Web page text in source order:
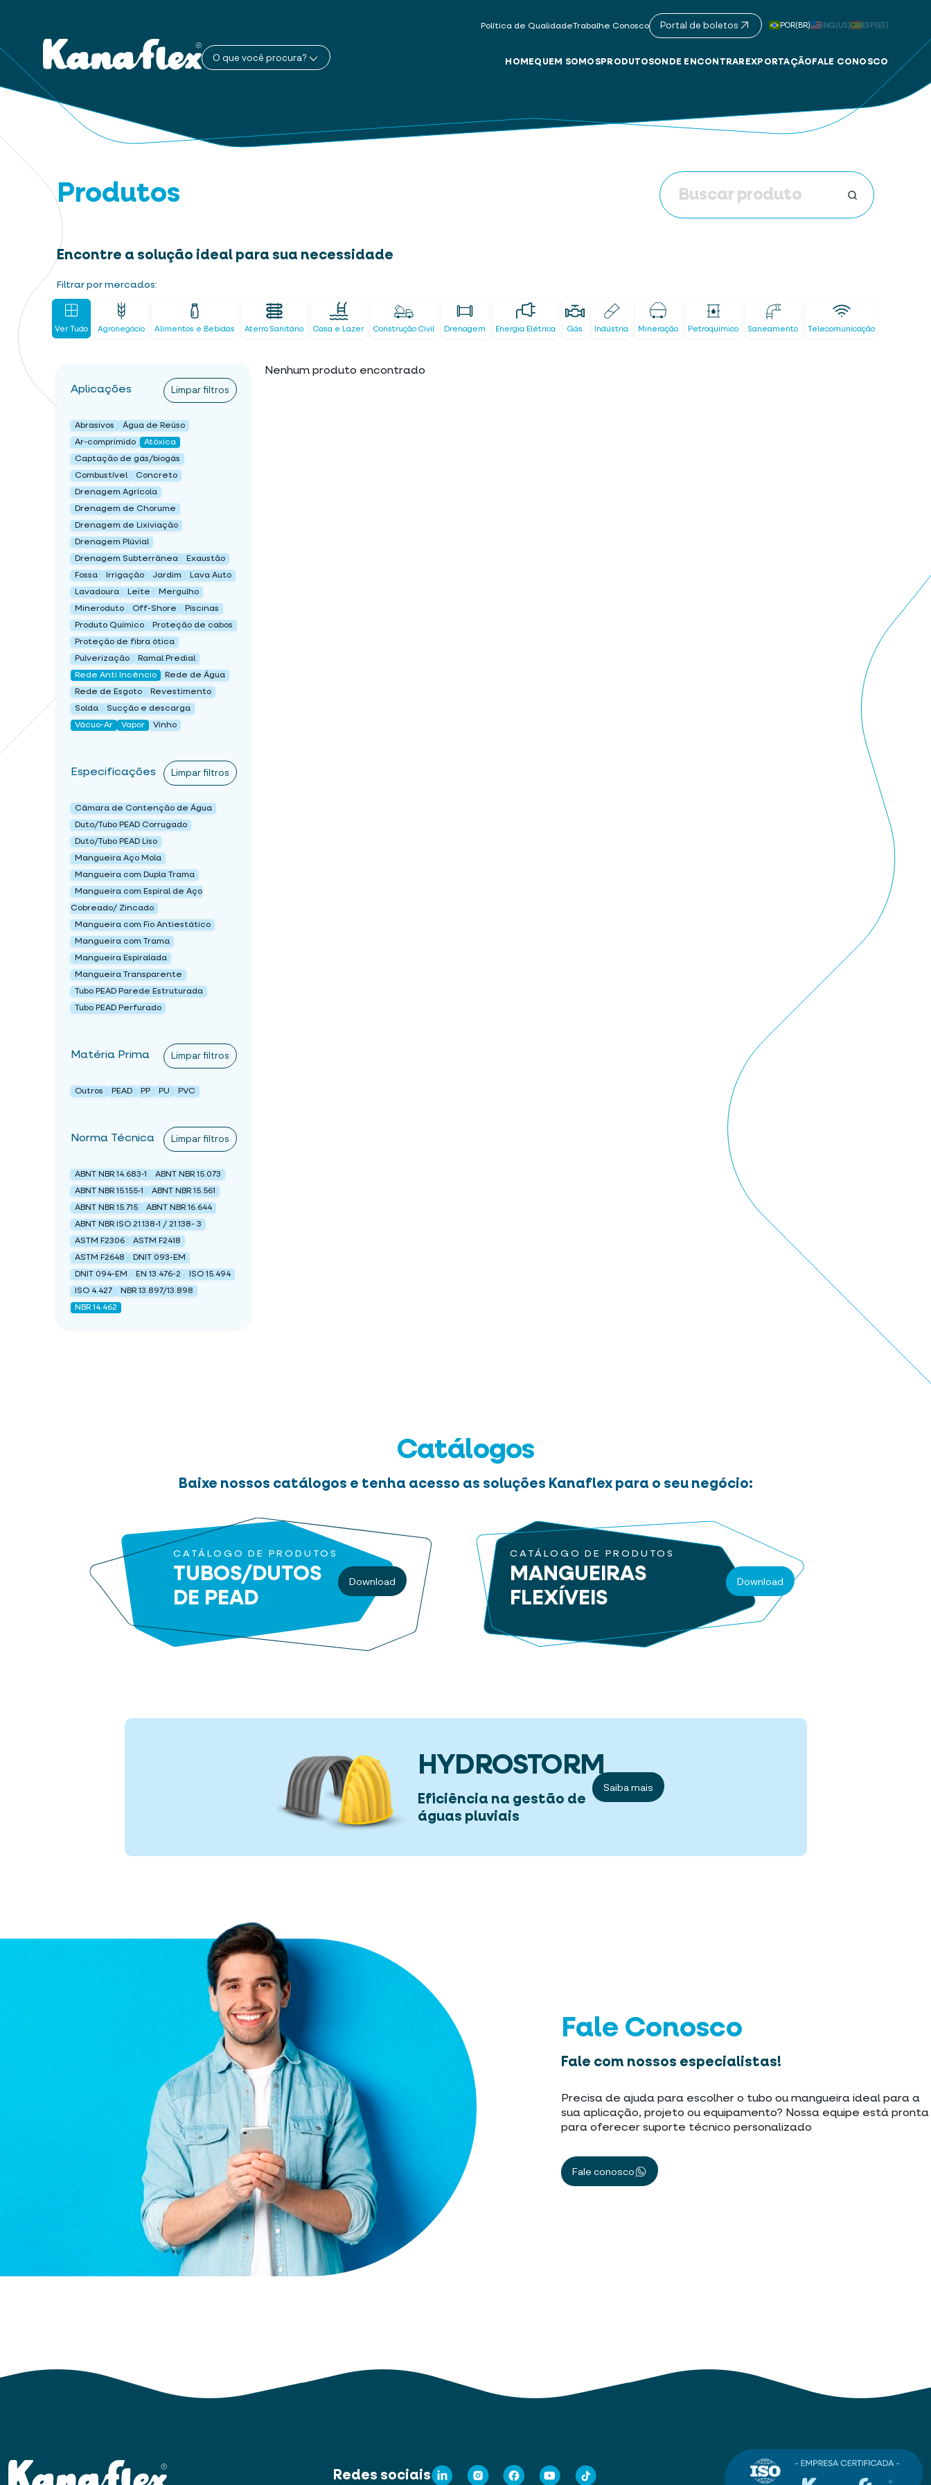
Política de QualidadeTrabalhe Conosco Portal de boletos POR(BR) ING(US) ESP(ES)
O que você procura? HOMEQUEM SOMOS PRODUTOSONDE ENCONTRAR EXPORTAÇÃO FALE CONOSCO
Produtos
Encontre a solução ideal para sua necessidade
Filtrar por mercados:
Ver Tudo Agronegócio Alimentos e Bebidas Aterro Sanitário Casa e Lazer Construção Civil Drenagem Energia Elétrica Gás Indústria Mineração Petroquímico Saneamento Telecomunicação
Aplicações Limpar filtros
Abrasivos
Água de Reúso
Ar-comprimido
Atóxica
Captação de gás/biogás
Combustível
Concreto
Drenagem Agrícola
Drenagem de Chorume
Drenagem de Lixiviação
Drenagem Plúvial
Drenagem Subterrânea
Exaustão
Fossa
Irrigação Jardim
Lava Auto
Lavadoura
Leite
Mergulho
Mineroduto
Off-Shore
Piscinas
Produto Químico
Proteção de cabos
Proteção de fibra ótica
Pulverização
Ramal Predial
Rede Anti Incêncio
Rede de Água
Rede de Esgoto
Revestimento
Solda
Sucção e descarga
Vácuo-Ar
Vapor Vinho
Especificações Limpar filtros
Câmara de Contenção de Água
Duto/Tubo PEAD Corrugado
Duto/Tubo PEAD Liso
Mangueira Aço Mola
Mangueira com Dupla Trama
Mangueira com Espiral de Aço
Cobreado/ Zincado
Mangueira com Fio Antiestático
Mangueira com Trama
Mangueira Espiralada
Mangueira Transparente
Tubo PEAD Parede Estruturada
Tubo PEAD Perfurado
Matéria Prima Limpar filtros
Outros PEAD PP PU PVC
Norma Técnica Limpar filtros
ABNT NBR 14.683-1
ABNT NBR 15.073
ABNT NBR 15.155-1
ABNT NBR 15.561
ABNT NBR 15.715
ABNT NBR 16.644
ABNT NBR ISO 21.138-1 / 21.138- 3
ASTM F2306
ASTM F2418
ASTM F2648
DNIT 093-EM
DNIT 094-EM
EN 13.476-2
ISO 15.494
ISO 4.427
NBR 13.897/13.898
NBR 14.462
Nenhum produto encontrado
Catálogos
Baixe nossos catálogos e tenha acesso as soluções Kanaflex para o seu negócio:
CATÁLOGO DE PRODUTOS
TUBOS/DUTOS
DE PEAD
Download
CATÁLOGO DE PRODUTOS
MANGUEIRAS
FLEXÍVEIS
Download
HYDROSTORM
Eficiência na gestão de
águas pluviais
Saiba mais
Fale Conosco
Fale com nossos especialistas!
Precisa de ajuda para escolher o tubo ou mangueira ideal para a
sua aplicação, projeto ou equipamento? Nossa equipe está pronta
para oferecer suporte técnico personalizado
Fale conosco
Redes sociais